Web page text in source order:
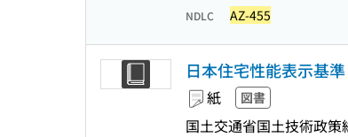
NDLC AZ-455
日本住宅性能表示基
紙 図書
国土交通省国土技術政